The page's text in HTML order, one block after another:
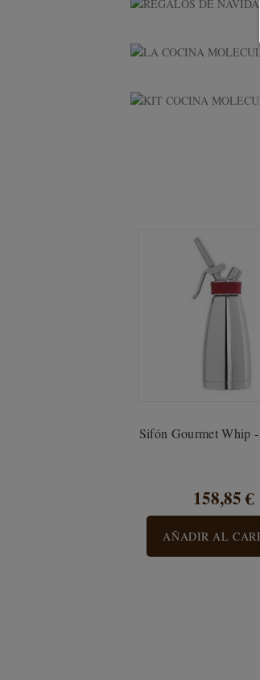
Sifón Gourmet Whip
158,85 €
AÑADIR AL